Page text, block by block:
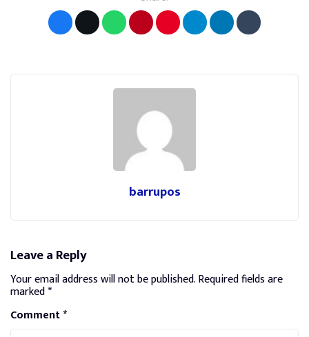
barrupos
Leave a Reply
Your email address will not be published.Required fields are
marked*
Comment*